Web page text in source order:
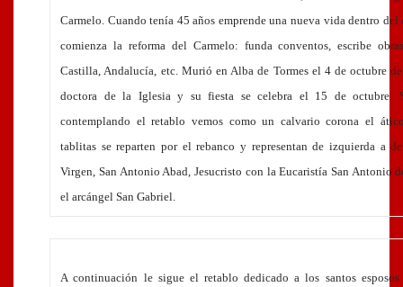
Carmelo. Cuando tenía 45 años emprende una nueva vida dentro del
comienza la reforma del Carmelo: funda conventos, escribe
Castilla, Andalucía, etc. Murió en Alba de Tormes el 4 de octubre
doctora de la Iglesia y su fiesta se celebra el 15 de octubre.
contemplando el retablo vemos como un calvario corona el
tablitas se reparten por el rebanco y representan de izquierda a
Virgen, San Antonio Abad, Jesucristo con la Eucaristía San Antonio
el arcángel San Gabriel.
A continuación le sigue el retablo dedicado a los santos esposos